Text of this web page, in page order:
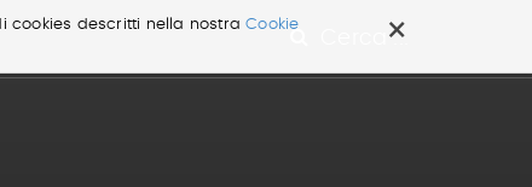
×
cookies descritti nella nostraCookie
Cerca ...